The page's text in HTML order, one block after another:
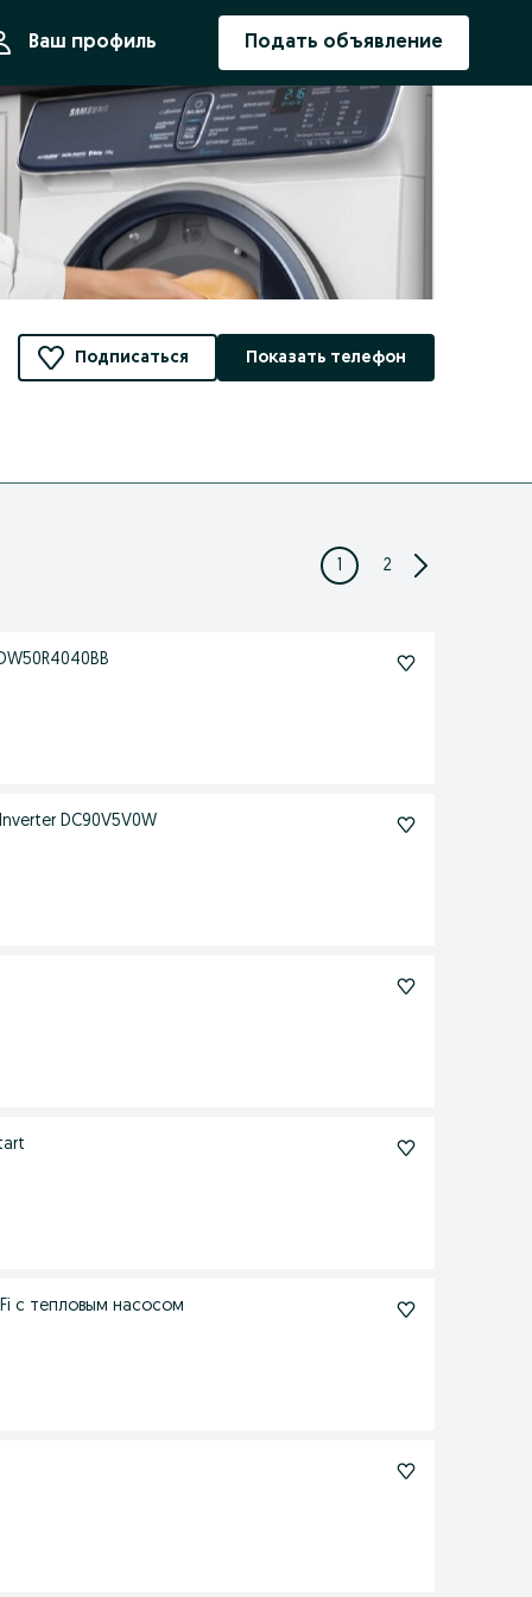
Ваш профиль Подать объявление
Подписаться Показать телефон
1 2
DC90V5V0W
с тепловым насосом